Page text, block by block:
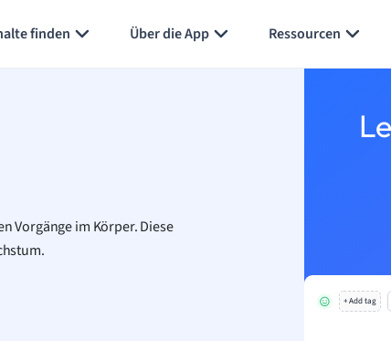
finden Über die App Ressourcen
Vorgänge im Körper. Diese
+ Add tag